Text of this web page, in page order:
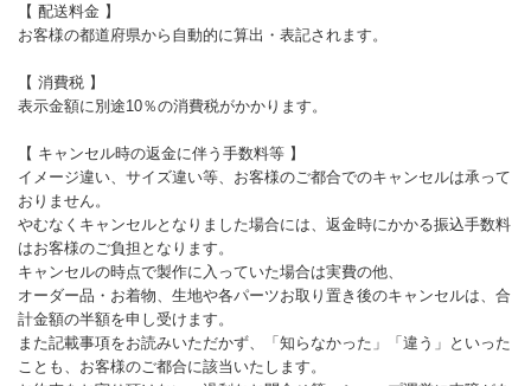
【 配送料金 】
お客様の都道府県から自動的に算出・表記されます。
【 消費税 】
表示金額に別途10％の消費税がかかります。
【 キャンセル時の返金に伴う手数料等 】
イメージ違い、サイズ違い等、お客様のご都合でのキャンセルは承って
おりません。
やむなくキャンセルとなりました場合には、返金時にかかる振込手数料
はお客様のご負担となります。
キャンセルの時点で製作に入っていた場合は実費の他、
オーダー品・お着物、生地や各パーツお取り置き後のキャンセルは、合
計金額の半額を申し受けます。
また記載事項をお読みいただかず、「知らなかった」「違う」といった
ことも、お客様のご都合に該当いたします。